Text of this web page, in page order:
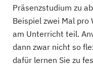
Präsenzstudium zu
Beispiel zwei Mal pro
am Unterricht teil.
dann zwar nicht so
dafür lernen Sie zu